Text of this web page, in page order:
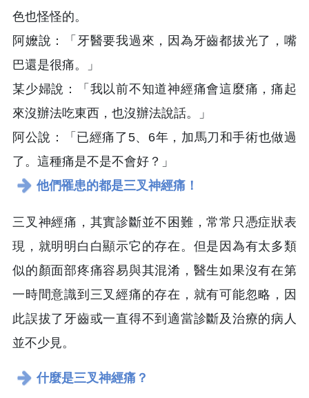
色也怪怪的。
阿嬤說：「牙醫要我過來，因為牙齒都拔光了，嘴
巴還是很痛。」
某少婦說：「我以前不知道神經痛會這麼痛，痛起
來沒辦法吃東西，也沒辦法說話。」
阿公說：「已經痛了5、6年，加馬刀和手術也做過
了。這種痛是不是不會好？」
他們罹患的都是三叉神經痛！
三叉神經痛，其實診斷並不困難，常常只憑症狀表
現，就明明白白顯示它的存在。但是因為有太多類
似的顏面部疼痛容易與其混淆，醫生如果沒有在第
一時間意識到三叉經痛的存在，就有可能忽略，因
此誤拔了牙齒或一直得不到適當診斷及治療的病人
並不少見。
什麼是三叉神經痛？